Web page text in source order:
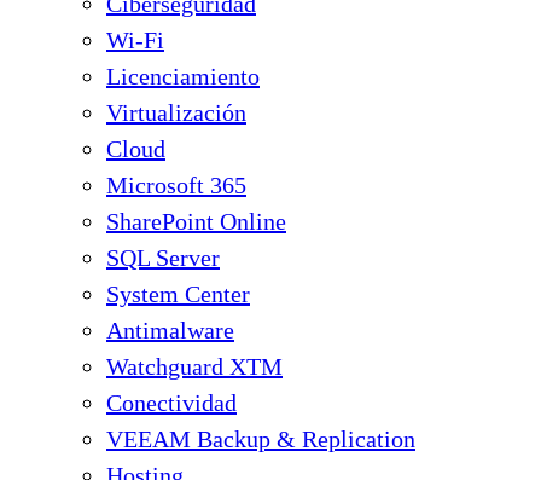
Wi-Fi
Licenciamiento
Virtualización
Cloud
Microsoft 365
SharePoint Online
SQL Server
System Center
Antimalware
Watchguard XTM
Conectividad
VEEAM Backup & Replication